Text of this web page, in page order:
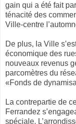
gain qui a été fait
ténacité des
Ville-centre
De plus, la Ville
économique des
nouveaux revenus
parcomètres du
«Fonds de
La contrepartie de
Ferrandez
spéciale.